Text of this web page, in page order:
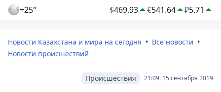
+25° $469.93 €541.64 ₽5.71
Новости Казахстана и мира на сегодня
Все новости
Новости происшествий
21:09, 15 сентября 2019
Происшествия